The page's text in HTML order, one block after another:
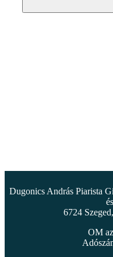
Dugonics András Piarista
6724
OM